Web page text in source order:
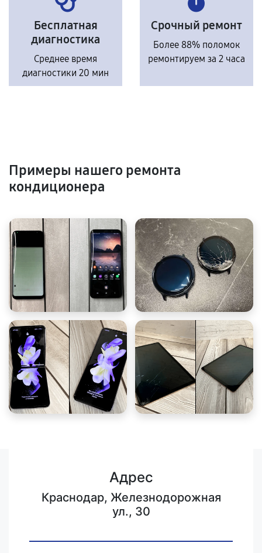
Бесплатная
диагностика
Среднее время
диагностики 20 мин
Срочный ремонт
Более 88% поломок
ремонтируем за 2 часа
Примеры нашего ремонта
кондиционера
Адрес
Краснодар, Железнодорожная
ул., 30